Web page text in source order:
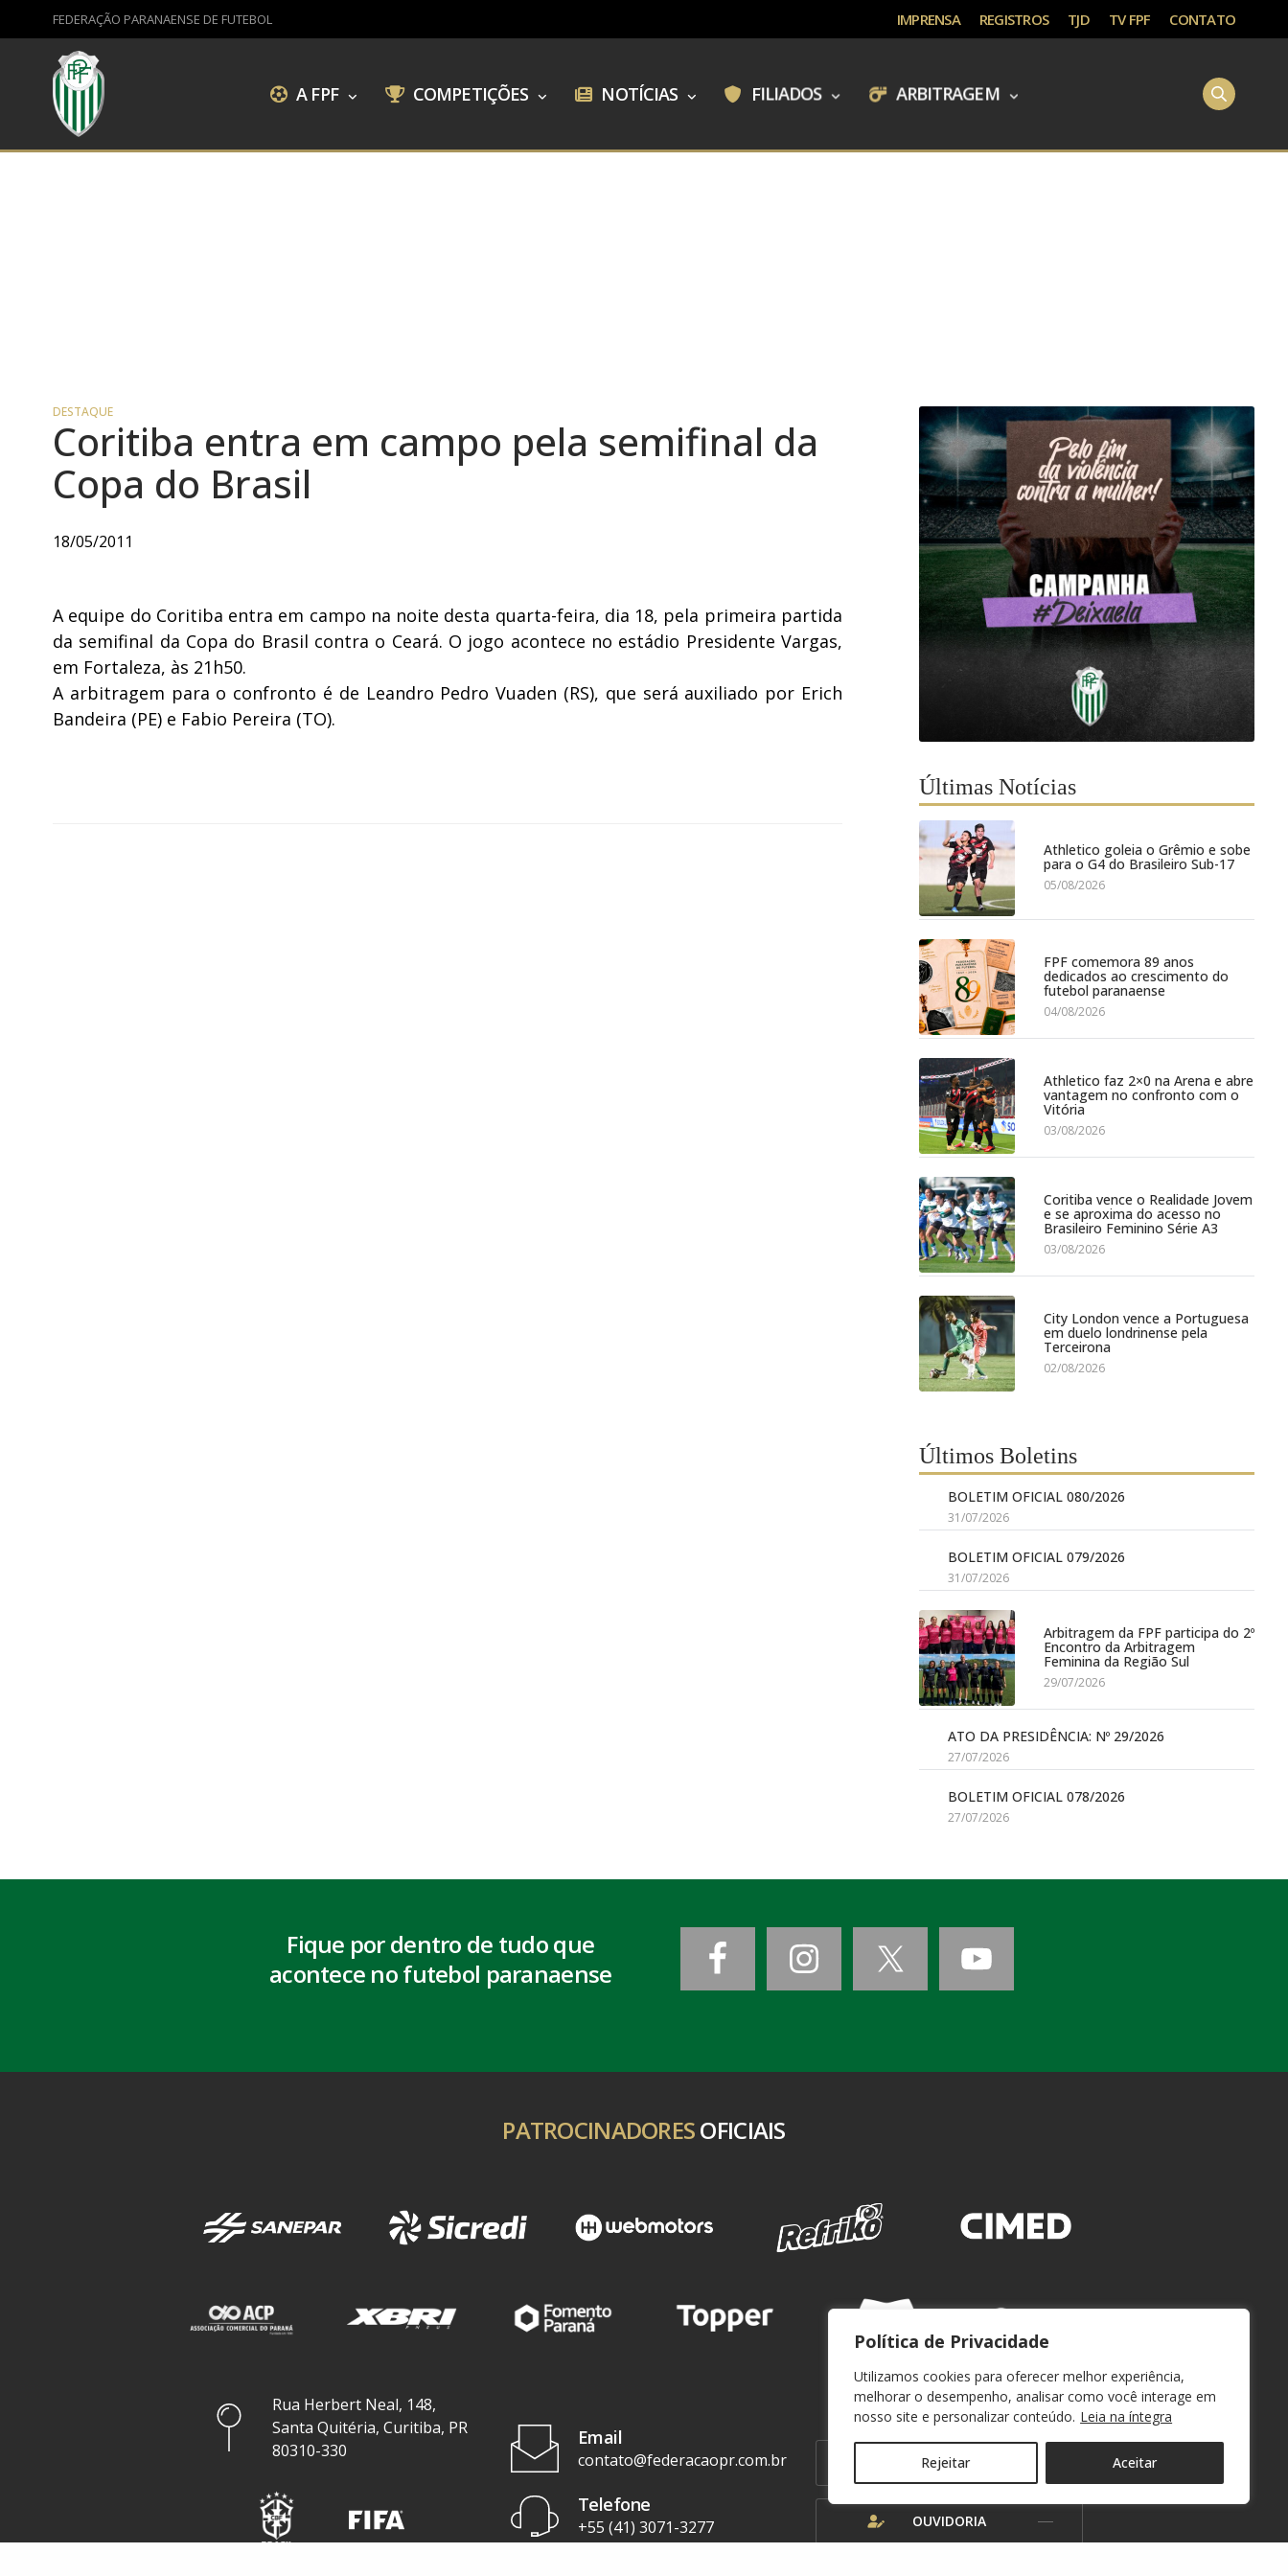
Política de Privacidade
Utilizamos cookies para oferecer melhor experiência,
melhorar o desempenho, analisar como você interage em
nosso site e personalizar conteúdo. Leia na íntegra
Rejeitar Aceitar
FEDERAÇÃO PARANAENSE DE FUTEBOL IMPRENSA REGISTROS TJD TV FPF CONTATO
A FPF COMPETIÇÕES NOTÍCIAS FILIADOS ARBITRAGEM
DESTAQUE
Coritiba entra em campo pela semifinal da
Copa do Brasil
18/05/2011
A equipe do Coritiba entra em campo na noite desta quarta-feira, dia 18, pela primeira partida
da semifinal da Copa do Brasil contra o Ceará. O jogo acontece no estádio Presidente Vargas,
em Fortaleza, às 21h50.
A arbitragem para o confronto é de Leandro Pedro Vuaden (RS), que será auxiliado por Erich
Bandeira (PE) e Fabio Pereira (TO).
Últimas Notícias
Athletico goleia o Grêmio e sobe
para o G4 do Brasileiro Sub-17
05/08/2026
FPF comemora 89 anos
dedicados ao crescimento do
futebol paranaense
04/08/2026
Athletico faz 2×0 na Arena e abre
vantagem no confronto com o
Vitória
03/08/2026
Coritiba vence o Realidade Jovem
e se aproxima do acesso no
Brasileiro Feminino Série A3
03/08/2026
City London vence a Portuguesa
em duelo londrinense pela
Terceirona
02/08/2026
Últimos Boletins
BOLETIM OFICIAL 080/2026
31/07/2026
BOLETIM OFICIAL 079/2026
31/07/2026
Arbitragem da FPF participa do 2º
Encontro da Arbitragem
Feminina da Região Sul
29/07/2026
ATO DA PRESIDÊNCIA: Nº 29/2026
27/07/2026
BOLETIM OFICIAL 078/2026
27/07/2026
Fique por dentro de tudo que
acontece no futebol paranaense
PATROCINADORESOFICIAIS
Rua Herbert Neal, 148,
Santa Quitéria, Curitiba, PR
80310-330
Email
contato@federacaopr.com.br
Telefone
+55 (41) 3071-3277
WEBMAIL
OUVIDORIA